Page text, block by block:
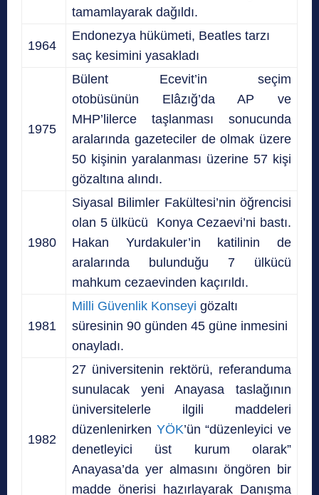
tamamlayarak dağıldı.
1964
Endonezya hükümeti, Beatles tarzı
saç kesimini yasakladı
1975
Bülent Ecevit’in seçim
otobüsünün Elâzığ’da AP ve
MHP’lilerce taşlanması sonucunda
aralarında gazeteciler de olmak üzere
50 kişinin yaralanması üzerine 57 kişi
gözaltına alındı.
1980
Siyasal Bilimler Fakültesi’nin öğrencisi
olan 5 ülkücü Konya Cezaevi’ni bastı.
Hakan Yurdakuler’in katilinin de
aralarında bulunduğu 7 ülkücü
mahkum cezaevinden kaçırıldı.
1981
Milli Güvenlik Konseyi gözaltı
süresinin 90 günden 45 güne inmesini
onayladı.
1982
27 üniversitenin rektörü, referanduma
sunulacak yeni Anayasa taslağının
üniversitelerle ilgili maddeleri
düzenlenirken YÖK’ün “düzenleyici ve
denetleyici üst kurum olarak”
Anayasa’da yer almasını öngören bir
madde önerisi hazırlayarak Danışma